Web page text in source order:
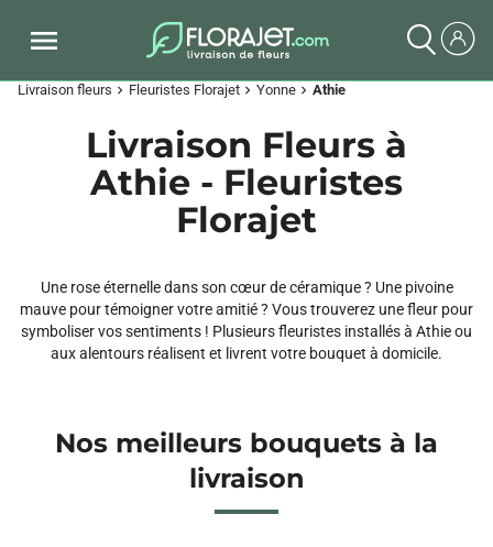
Livraison fleurs chevron_right Fleuristes Florajet chevron_right Yonne chevron_right Athie
Livraison Fleurs à
Athie - Fleuristes
Florajet
Une rose éternelle dans son cœur de céramique ? Une pivoine
mauve pour témoigner votre amitié ? Vous trouverez une fleur pour
symboliser vos sentiments ! Plusieurs fleuristes installés à Athie ou
aux alentours réalisent et livrent votre bouquet à domicile.
Nos meilleurs bouquets à la
livraison